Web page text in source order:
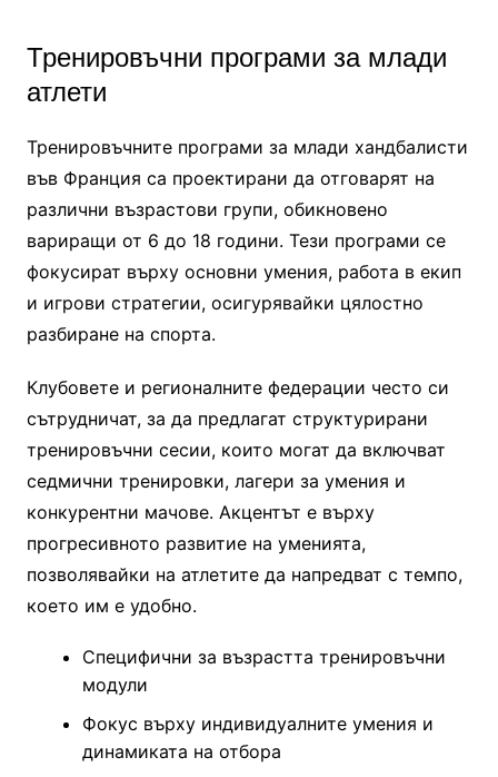
Тренировъчни програми за млади
атлети
Тренировъчните програми за млади хандбалисти
във Франция са проектирани да отговарят на
различни възрастови групи, обикновено
вариращи от 6 до 18 години. Тези програми се
фокусират върху основни умения, работа в екип
и игрови стратегии, осигурявайки цялостно
разбиране на спорта.
Клубовете и регионалните федерации често си
сътрудничат, за да предлагат структурирани
тренировъчни сесии, които могат да включват
седмични тренировки, лагери за умения и
конкурентни мачове. Акцентът е върху
прогресивното развитие на уменията,
позволявайки на атлетите да напредват с темпо,
което им е удобно.
Специфични за възрастта тренировъчни
модули
Фокус върху индивидуалните умения и
динамиката на отбора